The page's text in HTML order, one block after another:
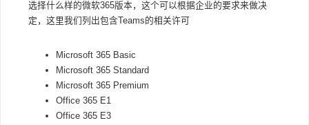
选择什么样的微软365版本，这个可以根据企业的要求来做决
定，这里我们列出包含Teams的相关许可
Microsoft 365 Basic
Microsoft 365 Standard
Microsoft 365 Premium
Office 365 E1
Office 365 E3